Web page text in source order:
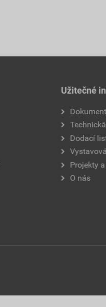
Užitečné
Dodací
Projekty
O nás